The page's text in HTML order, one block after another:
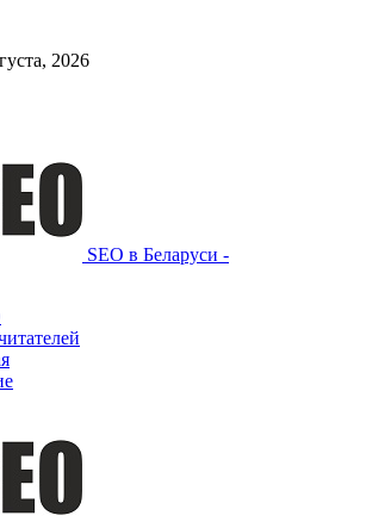
2026
SEO в Беларуси -